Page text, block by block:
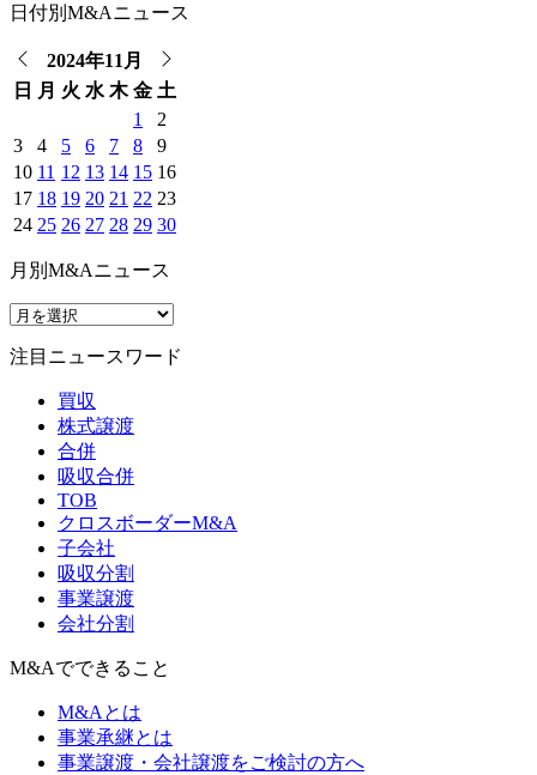
日付別M&Aニュース
2024年11月
日
月 火 水 木 金 土
1
2
3
4 5 6 7 8
9
10 11 12 13 14 15 16
17 18 19 20 21 22 23
24 25 26 27 28 29 30
月別M&Aニュース
注目ニュースワード
買収
株式譲渡
合併
吸収合併
TOB
クロスボーダーM&A
子会社
吸収分割
事業譲渡
会社分割
M&Aでできること
M&Aとは
事業承継とは
事業譲渡・会社譲渡をご検討の方へ